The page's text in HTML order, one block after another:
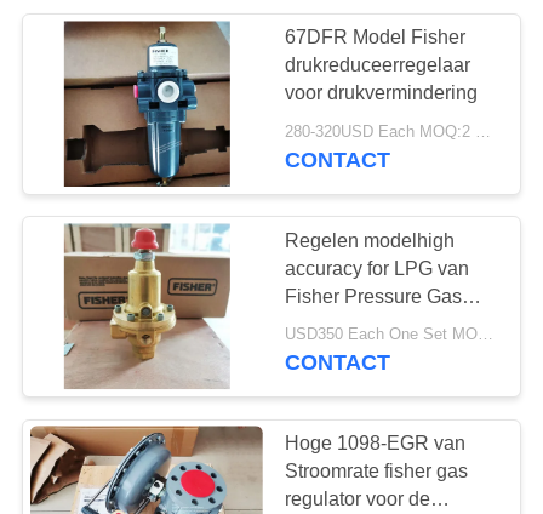
67DFR Model Fisher
drukreduceerregelaar
voor drukvermindering
280-320USD Each MOQ:2 stuks
CONTACT
Regelen modelhigh
accuracy for LPG van
Fisher Pressure Gas
Regulator 1301G
Systeem
USD350 Each One Set MOQ:6sets
CONTACT
Hoge 1098-EGR van
Stroomrate fisher gas
regulator voor de